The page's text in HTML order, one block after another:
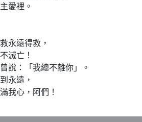
愛裡。
永遠得救，
滅亡！
說：「我總不離你」。
永遠，
我心，阿們！